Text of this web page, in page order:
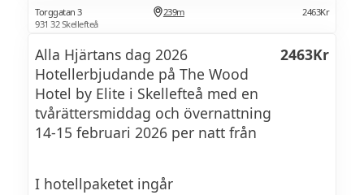
Torggatan 3
931 32 Skellefteå
239m 2463Kr
Alla Hjärtans dag 2026
Hotellerbjudande på The Wood
Hotel by Elite i Skellefteå med en
tvårättersmiddag och övernattning
14-15 februari 2026 per natt från
2463Kr
I hotellpaketet ingår